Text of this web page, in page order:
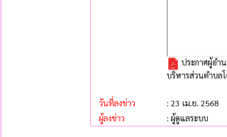
ประกาศผู้อำ
บริหารส่วนตำบล
วันที่ลงข่าว
: 23 เม.ย. 2568
ผู้ลงข่าว
: ผู้ดูแลระบบ